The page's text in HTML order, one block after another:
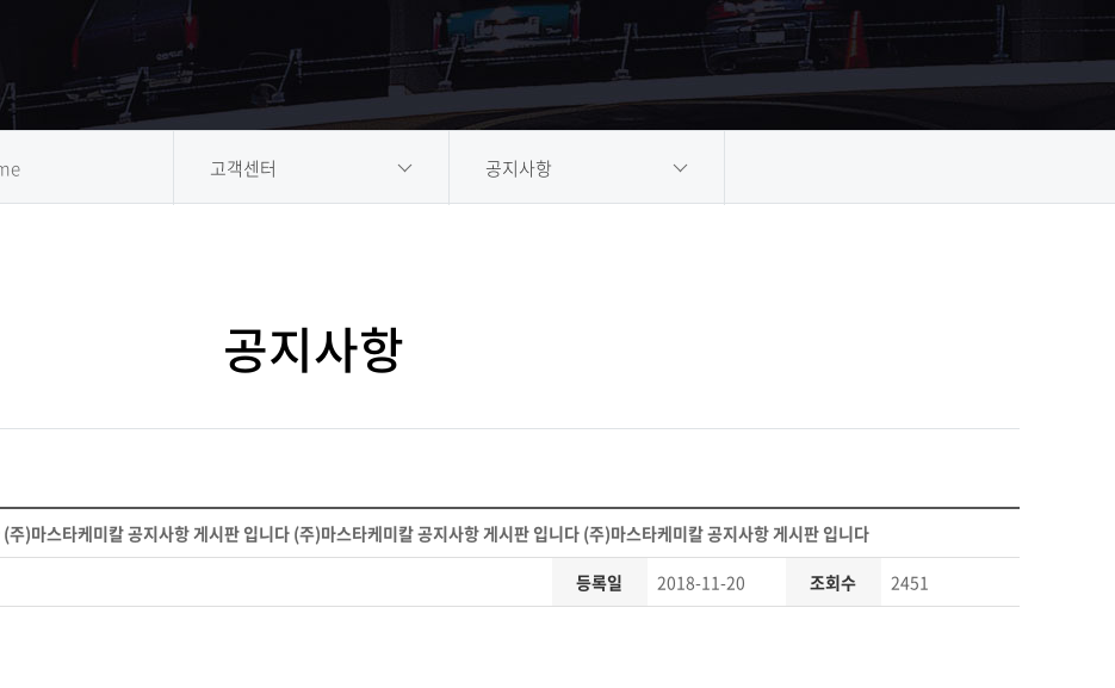
고객센터 공지사항
공지사항
)마스타케미칼 공지사항 게시판 입니다 (주)마스타케미칼 공지사항 게시판 입니다 (주)마스타케미칼 공지사항 게시판 입니다
등록일 2018-11-20 조회수 2451